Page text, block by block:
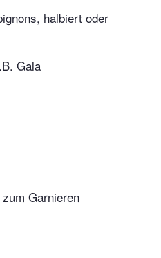
halbiert oder
Gala
Garnieren